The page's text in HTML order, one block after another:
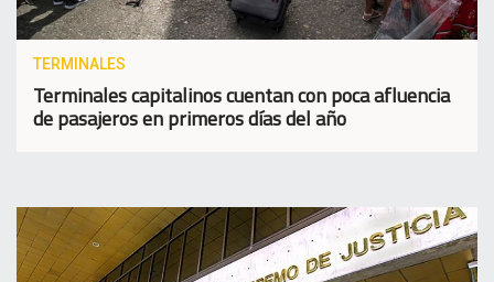
TERMINALES
Terminales capitalinos cuentan con poca afluencia
de pasajeros en primeros días del año